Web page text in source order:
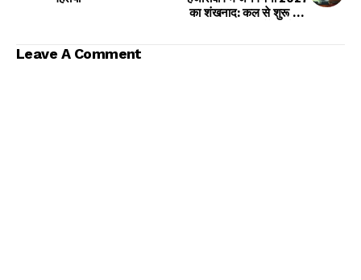
का शंखनाद: कल से शुरू होगी
Leave A Comment